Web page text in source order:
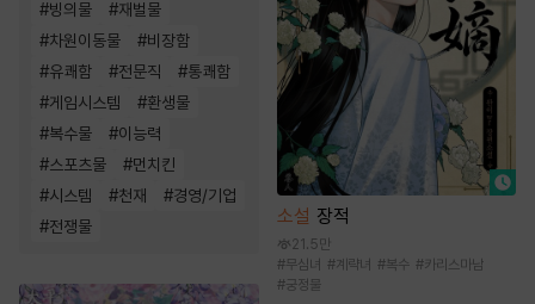
#빙의물 #재벌물
#차원이동물 #비장함
#유쾌함 #전문직 #통쾌함
#게임시스템 #환생물
#복수물 #이능력
#스포츠물 #먼치킨
#시스템 #천재 #경영/기업
#전쟁물 소설 장적
21.5만
#무심녀 #계략녀 #복수 #카리스마남
#궁정물